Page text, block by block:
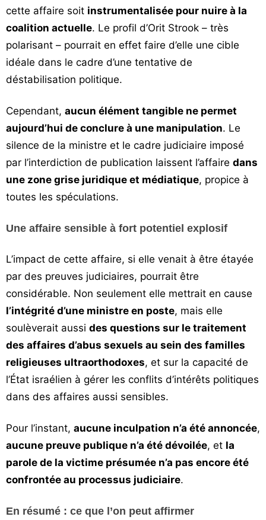
cette affaire soit instrumentalisée pour nuire à la
coalition actuelle. Le profil d’Orit Strook – très
polarisant – pourrait en effet faire d’elle une cible
idéale dans le cadre d’une tentative de
déstabilisation politique.
Cependant, aucun élément tangible ne permet
aujourd’hui de conclure à une manipulation. Le
silence de la ministre et le cadre judiciaire imposé
par l’interdiction de publication laissent l’affaire dans
une zone grise juridique et médiatique, propice à
toutes les spéculations.
Une affaire sensible à fort potentiel explosif
L’impact de cette affaire, si elle venait à être étayée
par des preuves judiciaires, pourrait être
considérable. Non seulement elle mettrait en cause
l’intégrité d’une ministre en poste, mais elle
soulèverait aussi des questions sur le traitement
des affaires d’abus sexuels au sein des familles
religieuses ultraorthodoxes, et sur la capacité de
l’État israélien à gérer les conflits d’intérêts politiques
dans des affaires aussi sensibles.
Pour l’instant, aucune inculpation n’a été annoncée,
aucune preuve publique n’a été dévoilée, et la
parole de la victime présumée n’a pas encore été
confrontée au processus judiciaire.
En résumé : ce que l’on peut affirmer